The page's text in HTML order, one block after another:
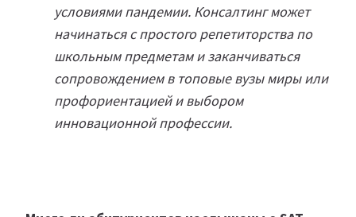
условиями пандемии. Консалтинг может
начинаться с простого репетиторства по
школьным предметам и заканчиваться
сопровождением в топовые вузы миры или
профориентацией и выбором
инновационной профессии.